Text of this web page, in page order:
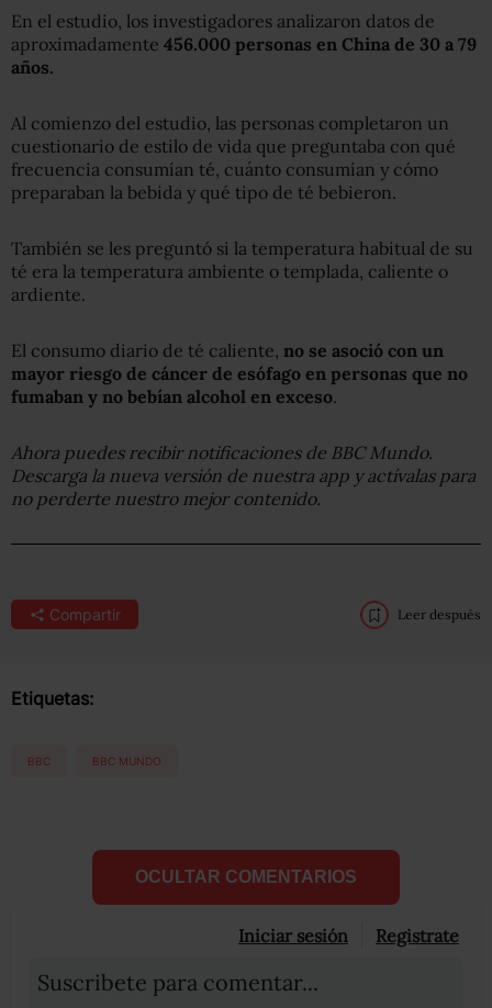
En el estudio, los investigadores analizaron datos de
aproximadamente 456.000 personas en China de 30 a 79
años.
Al comienzo del estudio, las personas completaron un
cuestionario de estilo de vida que preguntaba con qué
frecuencia consumían té, cuánto consumían y cómo
preparaban la bebida y qué tipo de té bebieron.
También se les preguntó si la temperatura habitual de su
té era la temperatura ambiente o templada, caliente o
ardiente.
El consumo diario de té caliente, no se asoció con un
mayor riesgo de cáncer de esófago en personas que no
fumaban y no bebían alcohol en exceso.
Ahora puedes recibir notificaciones de BBC Mundo.
Descarga la nueva versión de nuestra app y actívalas para
no perderte nuestro mejor contenido.
Compartir Leer después
Etiquetas:
BBC BBC MUNDO
OCULTAR COMENTARIOS
Iniciar sesión Registrate
Suscribete para comentar...